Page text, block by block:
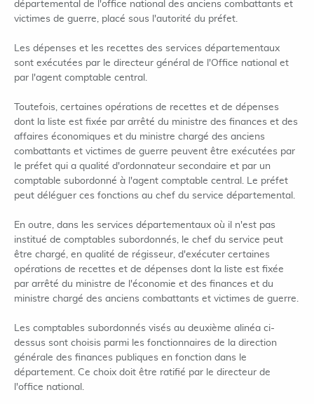
départemental de l'office national des anciens combattants et
victimes de guerre, placé sous l'autorité du préfet.
Les dépenses et les recettes des services départementaux
sont exécutées par le directeur général de l'Office national et
par l'agent comptable central.
Toutefois, certaines opérations de recettes et de dépenses
dont la liste est fixée par arrêté du ministre des finances et des
affaires économiques et du ministre chargé des anciens
combattants et victimes de guerre peuvent être exécutées par
le préfet qui a qualité d'ordonnateur secondaire et par un
comptable subordonné à l'agent comptable central. Le préfet
peut déléguer ces fonctions au chef du service départemental.
En outre, dans les services départementaux où il n'est pas
institué de comptables subordonnés, le chef du service peut
être chargé, en qualité de régisseur, d'exécuter certaines
opérations de recettes et de dépenses dont la liste est fixée
par arrêté du ministre de l'économie et des finances et du
ministre chargé des anciens combattants et victimes de guerre.
Les comptables subordonnés visés au deuxième alinéa ci-
dessus sont choisis parmi les fonctionnaires de la direction
générale des finances publiques en fonction dans le
département. Ce choix doit être ratifié par le directeur de
l'office national.